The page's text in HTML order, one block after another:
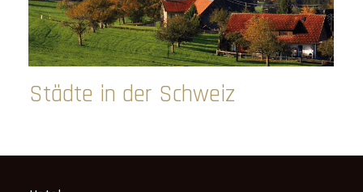
Städte in der Schweiz